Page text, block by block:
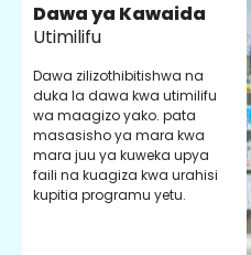
Dawa ya Kawaida
Utimilifu
Dawa zilizothibitishwa na
duka la dawa kwa utimilifu
wa maagizo yako. pata
masasisho ya mara kwa
mara juu ya kuweka upya
faili na kuagiza kwa urahisi
kupitia programu yetu.